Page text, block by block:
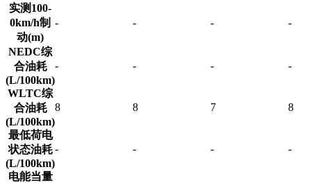
实测100-
0km/h制
动(m)
- - - -
NEDC综
合油耗
(L/100km)
- - - -
WLTC综
合油耗
(L/100km)
8 8 7 8
最低荷电
状态油耗
(L/100km)
- - - -
电能当量